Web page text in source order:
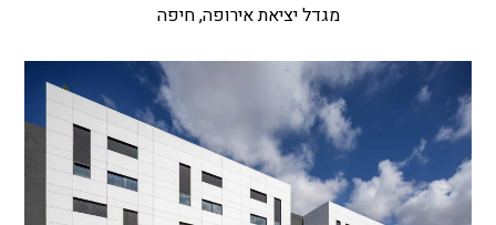
מגדל יציאת אירופה, חיפה